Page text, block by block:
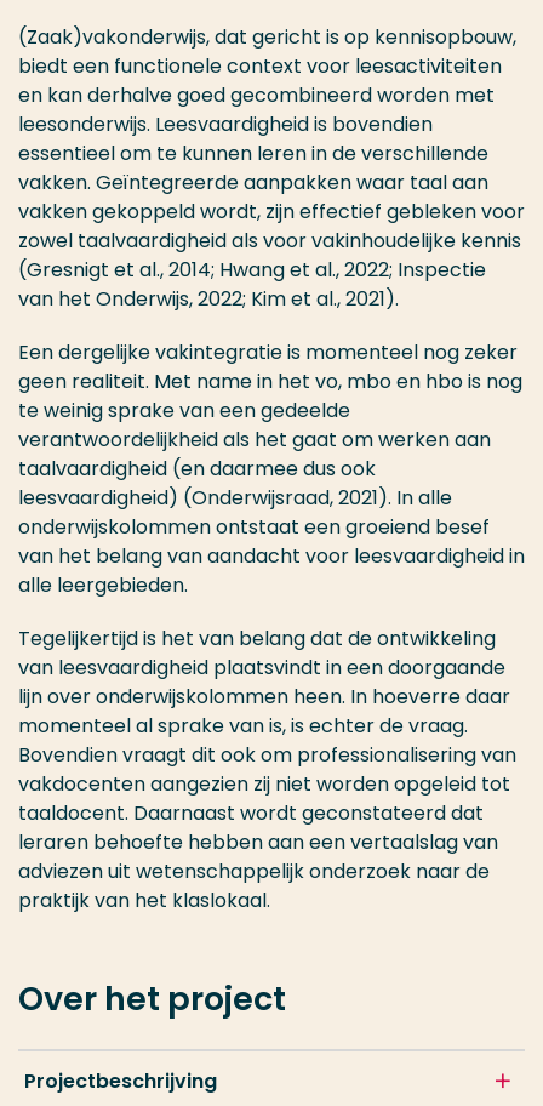
(Zaak)vakonderwijs, dat gericht is op kennisopbouw,
biedt een functionele context voor leesactiviteiten
en kan derhalve goed gecombineerd worden met
leesonderwijs. Leesvaardigheid is bovendien
essentieel om te kunnen leren in de verschillende
vakken. Geïntegreerde aanpakken waar taal aan
vakken gekoppeld wordt, zijn effectief gebleken voor
zowel taalvaardigheid als voor vakinhoudelijke kennis
(Gresnigt et al., 2014; Hwang et al., 2022; Inspectie
van het Onderwijs, 2022; Kim et al., 2021).
Een dergelijke vakintegratie is momenteel nog zeker
geen realiteit. Met name in het vo, mbo en hbo is nog
te weinig sprake van een gedeelde
verantwoordelijkheid als het gaat om werken aan
taalvaardigheid (en daarmee dus ook
leesvaardigheid) (Onderwijsraad, 2021). In alle
onderwijskolommen ontstaat een groeiend besef
van het belang van aandacht voor leesvaardigheid in
alle leergebieden.
Tegelijkertijd is het van belang dat de ontwikkeling
van leesvaardigheid plaatsvindt in een doorgaande
lijn over onderwijskolommen heen. In hoeverre daar
momenteel al sprake van is, is echter de vraag.
Bovendien vraagt dit ook om professionalisering van
vakdocenten aangezien zij niet worden opgeleid tot
taaldocent. Daarnaast wordt geconstateerd dat
leraren behoefte hebben aan een vertaalslag van
adviezen uit wetenschappelijk onderzoek naar de
praktijk van het klaslokaal.
Over het project
Projectbeschrijving